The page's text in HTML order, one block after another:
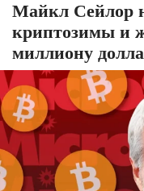
Майкл Сейлор
криптозимы и
миллиону